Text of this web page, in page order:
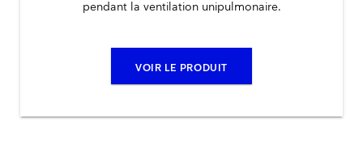
pendant la ventilation unipulmonaire.
VOIR LE PRODUIT